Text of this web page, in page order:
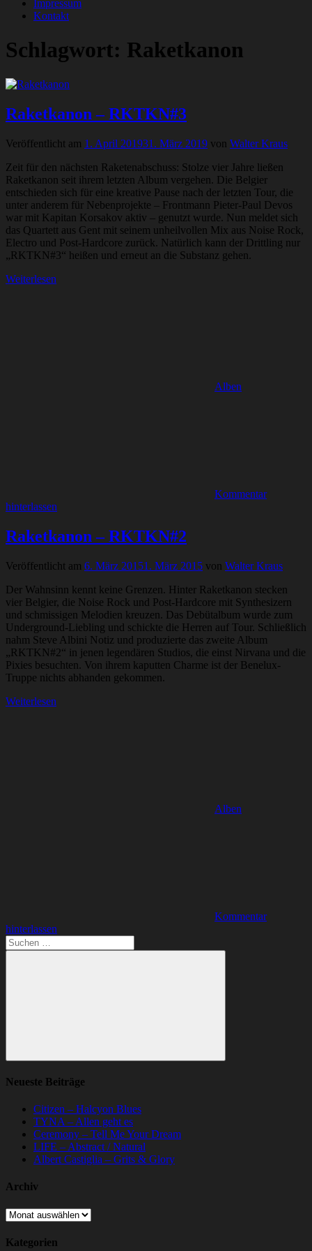
Impressum
Kontakt
Schlagwort: Raketkanon
Raketkanon – RKTKN#3
Veröffentlicht am 1. April 201931. März 2019 von Walter Kraus
Zeit für den nächsten Raketenabschuss: Stolze vier Jahre ließen
Raketkanon seit ihrem letzten Album vergehen. Die Belgier
entschieden sich für eine kreative Pause nach der letzten Tour, die
unter anderem für Nebenprojekte – Frontmann Pieter-Paul Devos
war mit Kapitan Korsakov aktiv – genutzt wurde. Nun meldet sich
das Quartett aus Gent mit seinem unheilvollen Mix aus Noise Rock,
Electro und Post-Hardcore zurück. Natürlich kann der Drittling nur
„RKTKN#3“ heißen und erneut an die Substanz gehen.
Weiterlesen
Alben
Kommentar
hinterlassen
Raketkanon – RKTKN#2
Veröffentlicht am 6. März 20151. März 2015 von Walter Kraus
Der Wahnsinn kennt keine Grenzen. Hinter Raketkanon stecken
vier Belgier, die Noise Rock und Post-Hardcore mit Synthesizern
und schmissigen Melodien kreuzen. Das Debütalbum wurde zum
Underground-Liebling und schickte die Herren auf Tour. Schließlich
nahm Steve Albini Notiz und produzierte das zweite Album
„RKTKN#2“ in jenen legendären Studios, die einst Nirvana und die
Pixies besuchten. Von ihrem kaputten Charme ist der Benelux-
Truppe nichts abhanden gekommen.
Weiterlesen
Alben
Kommentar
hinterlassen
Suchen
nach:
Suchen
Neueste Beiträge
Citizen – Halcyon Blues
TYNA – Allen geht es
Ceremony – Tell Me Your Dream
LIFE – Abstract / Natural
Albert Castiglia – Grits & Glory
Archiv
Archiv
Kategorien